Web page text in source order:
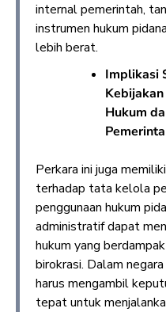
internal pemerintah,
instrumen hukum
lebih berat.
Implikasi
Hukum
Perkara ini juga
terhadap tata kelola
penggunaan hukum
administratif dapat
hukum yang
birokrasi. Dalam
harus mengambil
tepat untuk